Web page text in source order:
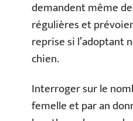
demandent même
régulières et
reprise si l’adoptant
chien.
Interroger sur le
femelle et par an